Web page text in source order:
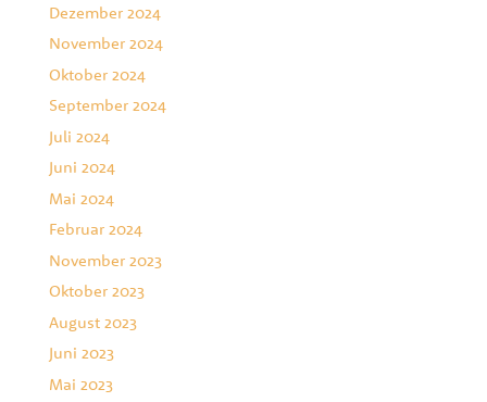
Dezember 2024
November 2024
Oktober 2024
September 2024
Juli 2024
Juni 2024
Mai 2024
Februar 2024
November 2023
Oktober 2023
August 2023
Juni 2023
Mai 2023